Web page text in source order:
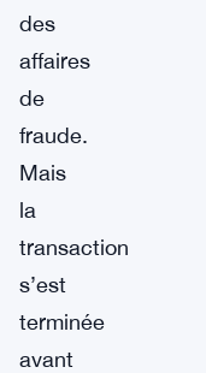
des
affaires
de
fraude.
Mais
la
transaction
s’est
terminée
avant